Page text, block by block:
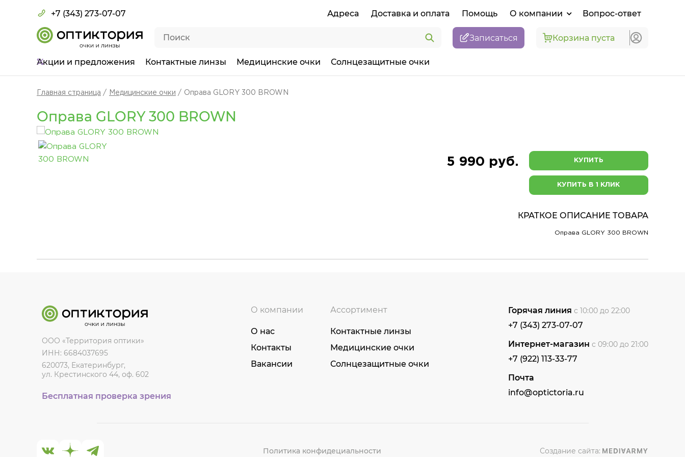
+7 (343) 273-07-07 Адреса Доставка и оплата Помощь О компании Вопрос-ответ
Записаться Корзина пуста
Акции и предложения Контактные линзы Медицинские очки Солнцезащитные очки
Главная страница Медицинские очки Оправа GLORY 300 BROWN
Оправа GLORY 300 BROWN
5 990 руб. КУПИТЬ
КУПИТЬ В 1 КЛИК
КРАТКОЕ ОПИСАНИЕ ТОВАРА
Оправа GLORY 300 BROWN
ООО «Территория оптики»
ИНН: 6684037695
620073, Екатеринбург,
ул. Крестинского 44, оф. 602
Бесплатная проверка зрения
О компании
О нас
Контакты
Вакансии
Ассортимент
Контактные линзы
Медицинские очки
Солнцезащитные очки
Горячая линия с 10:00 до 22:00
+7 (343) 273-07-07
Интернет-магазин с 09:00 до 21:00
+7 (922) 113-33-77
Почта
info@optictoria.ru
Политика конфидециальности Создание сайта: